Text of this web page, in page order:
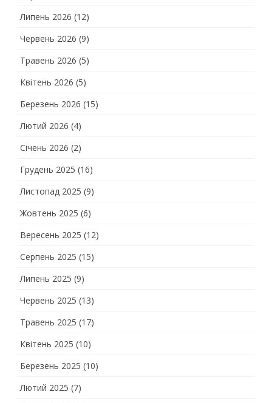
Липень 2026 (12)
Червень 2026 (9)
Травень 2026 (5)
Квітень 2026 (5)
Березень 2026 (15)
Лютий 2026 (4)
Січень 2026 (2)
Грудень 2025 (16)
Листопад 2025 (9)
Жовтень 2025 (6)
Вересень 2025 (12)
Серпень 2025 (15)
Липень 2025 (9)
Червень 2025 (13)
Травень 2025 (17)
Квітень 2025 (10)
Березень 2025 (10)
Лютий 2025 (7)